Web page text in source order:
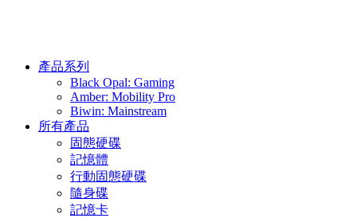
產品系列
Black Opal: Gaming
Amber: Mobility Pro
Biwin: Mainstream
所有產品
固態硬碟
記憶體
行動固態硬碟
隨身碟
記憶卡